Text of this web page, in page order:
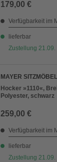
179,00 €
Verfügbarkeit im
lieferbar
Zustellung 21.09.
MAYER SITZMÖBEL
Hocker »1110«,
Polyester, schwarz
259,00 €
Verfügbarkeit im
lieferbar
Zustellung 21.09.